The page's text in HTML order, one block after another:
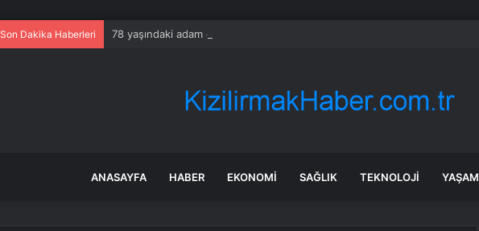
Son Dakika Haberleri 78 yaşındaki adam evinde ölü bulundu
ANASAYFA HABER EKONOMI SAĞLIK TEKNOLOJI YAŞAM